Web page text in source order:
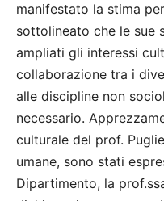
manifestato la stima
sottolineato che le sue
ampliati gli interessi
collaborazione tra i
alle discipline non
necessario.
culturale del prof.
umane, sono stati
Dipartimento, la